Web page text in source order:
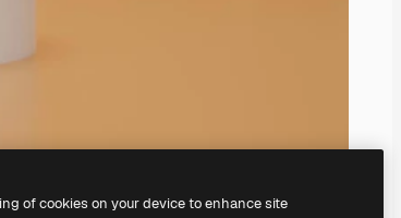
of cookies on your device to enhance site